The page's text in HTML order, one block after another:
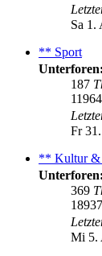
Sa 1.
** Sport
Unterforen:
187
11964
Fr
** Kultur &
Unterforen:
369
18937
Mi 5.